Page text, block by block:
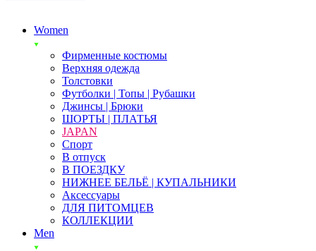
Women
Фирменные костюмы
Верхняя одежда
Толстовки
Футболки | Топы | Рубашки
Джинсы | Брюки
ШОРТЫ | ПЛАТЬЯ
JAPAN
Спорт
В отпуск
В ПОЕЗДКУ
НИЖНЕЕ БЕЛЬЁ | КУПАЛЬНИКИ
Аксессуары
ДЛЯ ПИТОМЦЕВ
КОЛЛЕКЦИИ
Men